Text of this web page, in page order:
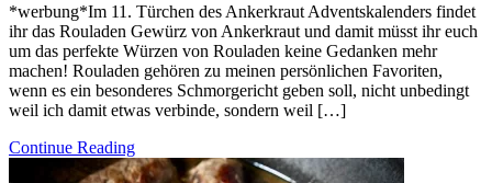
*werbung*Im 11. Türchen des Ankerkraut Adventskalenders findet
ihr das Rouladen Gewürz von Ankerkraut und damit müsst ihr euch
um das perfekte Würzen von Rouladen keine Gedanken mehr
machen! Rouladen gehören zu meinen persönlichen Favoriten,
wenn es ein besonderes Schmorgericht geben soll, nicht unbedingt
weil ich damit etwas verbinde, sondern weil […]
Continue Reading